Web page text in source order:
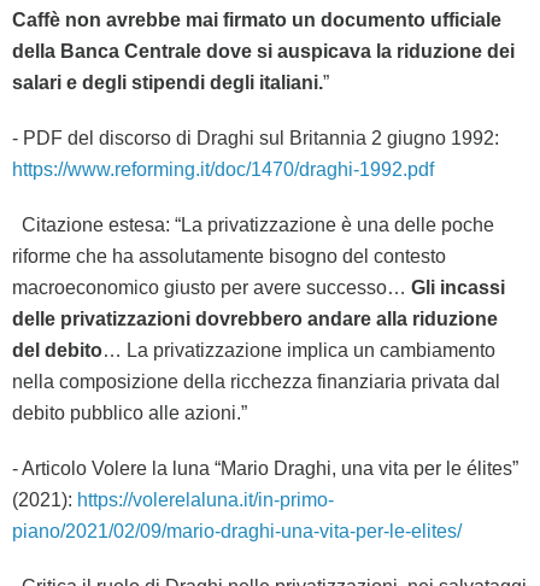
Caffè non avrebbe mai firmato un documento ufficiale
della Banca Centrale dove si auspicava la riduzione dei
salari e degli stipendi degli italiani.”
- PDF del discorso di Draghi sul Britannia 2 giugno 1992:
https://www.reforming.it/doc/1470/draghi-1992.pdf
Citazione estesa: “La privatizzazione è una delle poche
riforme che ha assolutamente bisogno del contesto
macroeconomico giusto per avere successo… Gli incassi
delle privatizzazioni dovrebbero andare alla riduzione
del debito… La privatizzazione implica un cambiamento
nella composizione della ricchezza finanziaria privata dal
debito pubblico alle azioni.”
- Articolo Volere la luna “Mario Draghi, una vita per le élites”
(2021): https://volerelaluna.it/in-primo-
piano/2021/02/09/mario-draghi-una-vita-per-le-elites/